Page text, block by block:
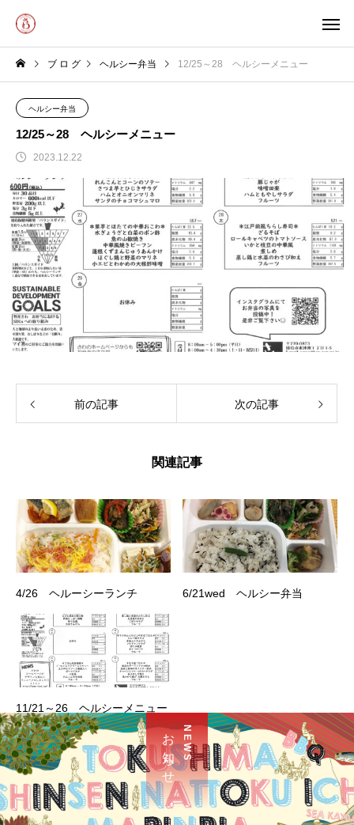
ブ ロ グ ヘルシー弁当 12/25～28 ヘルシーメニュー
ヘルシー弁当
12/25～28 ヘルシーメニュー
2023.12.22
前の記事 次の記事
関連記事
4/26 ヘルーシーランチ 6/21wed ヘルシー弁当
11/21～26 ヘルシーメニュー
N E W S
お 知 ら せ